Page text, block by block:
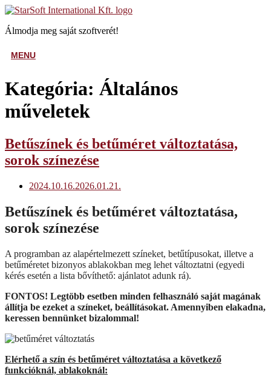
Skip
content
Home
Álmodja meg saját szoftverét!
MENUMENU
Kategória: Általános
műveletek
Betűszínek és betűméret változtatása,
sorok színezése
2024.10.16.2026.01.21.
Betűszínek és betűméret változtatása,
sorok színezése
A programban az alapértelmezett színeket, betűtípusokat, illetve a
betűméretet bizonyos ablakokban meg lehet változtatni (egyedi
kérés esetén a lista bővíthető: ajánlatot adunk rá).
FONTOS! Legtöbb esetben minden felhasználó saját magának
állítja be ezeket a színeket, beállításokat. Amennyiben elakadna,
keressen bennünket bizalommal!
Elérhető a szín és betűméret változtatása a következő
funkcióknál, ablakoknál: